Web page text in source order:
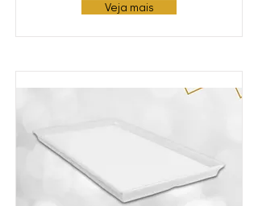
Veja mais